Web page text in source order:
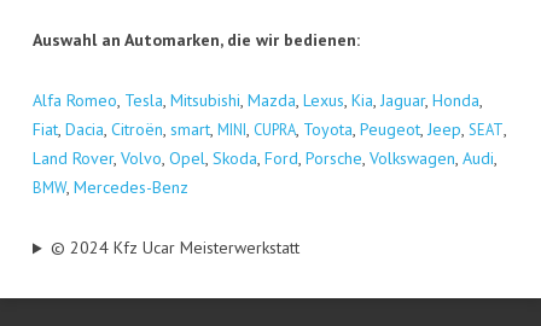
Aus­wahl an Auto­mar­ken, die wir bedienen:
Alfa Romeo, Tes­la, Mitsu­bi­shi, Maz­da, Lexus, Kia, Jagu­ar, Hon­da,
Fiat, Dacia, Citro­ën, smart, MINI, CUPRA, Toyo­ta, Peu­geot, Jeep, SEAT,
Land Rover, Vol­vo, Opel, Sko­da, Ford, Por­sche, Volks­wa­gen, Audi,
BMW, Mer­ce­des-Benz
© 2024 Kfz Ucar Meisterwerkstatt